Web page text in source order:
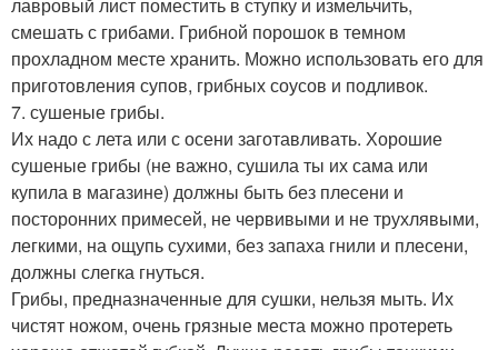
лавровый лист поместить в ступку и измельчить,
смешать с грибами. Грибной порошок в темном
прохладном месте хранить. Можно использовать его для
приготовления супов, грибных соусов и подливок.
7. сушеные грибы.
Их надо с лета или с осени заготавливать. Хорошие
сушеные грибы (не важно, сушила ты их сама или
купила в магазине) должны быть без плесени и
посторонних примесей, не червивыми и не трухлявыми,
легкими, на ощупь сухими, без запаха гнили и плесени,
должны слегка гнуться.
Грибы, предназначенные для сушки, нельзя мыть. Их
чистят ножом, очень грязные места можно протереть